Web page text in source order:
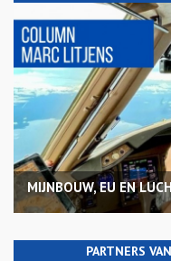
MIJNBOUW, EU EN
PARTNERS